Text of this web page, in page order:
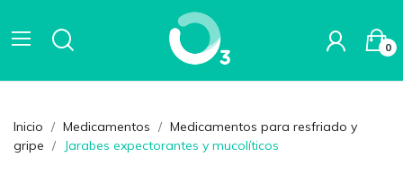
0
Inicio Medicamentos
Medicamentos para resfriado y
gripe
Jarabes expectorantes y mucolíticos